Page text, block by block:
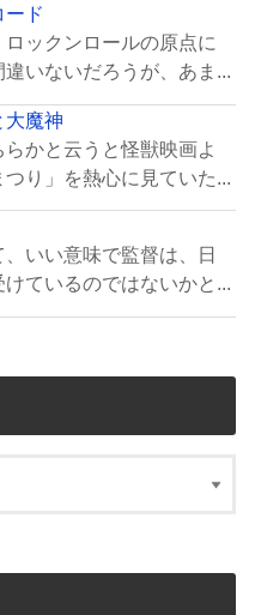
ード
ックンロールの原点に
いないだろうが、あま...
大魔神
かと云うと怪獣映画よ
り」を熱心に見ていた...
いい意味で監督は、日
ているのではないかと...